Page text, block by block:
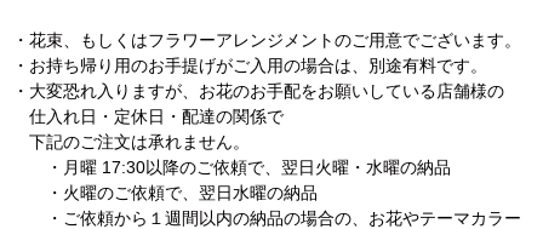
・花束、もしくはフラワーアレンジメントのご用意でございます。
・お持ち帰り用のお手提げがご入用の場合は、別途有料です。
・大変恐れ入りますが、お花のお手配をお願いしている店舗様の
仕入れ日・定休日・配達の関係で
下記のご注文は承れません。
・月曜 17:30以降のご依頼で、翌日火曜・水曜の納品
・火曜のご依頼で、翌日水曜の納品
・ご依頼から１週間以内の納品の場合の、お花やテーマカラー